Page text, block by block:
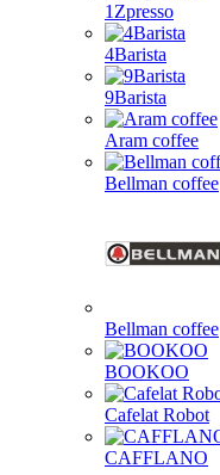
1Zpresso
4Barista
9Barista
Aram coffee
Bellman coffee
Bellman coffee
BOOKOO
Cafelat Robot
CAFFLANO